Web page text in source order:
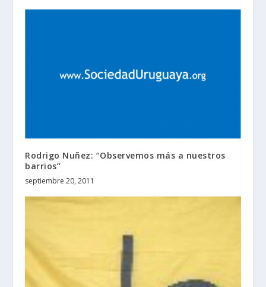
Rodrigo Nuñez: “Observemos más a nuestros
barrios”
septiembre 20, 2011